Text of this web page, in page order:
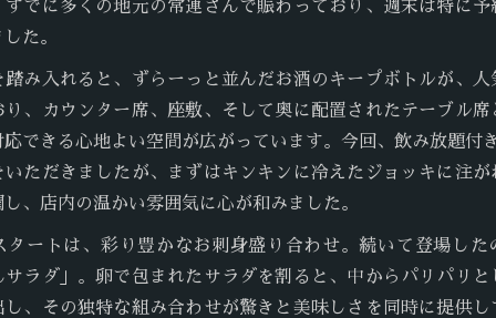
すでに多くの地元の常連さんで賑わっており、週末は特に予
た。
踏み入れると、ずらーっと並んだお酒のキープボトルが、人
り、カウンター席、座敷、そして奥に配置されたテーブル席
できる心地よい空間が広がっています。今回、飲み放題付
いただきましたが、まずはキンキンに冷えたジョッキに注が
、店内の温かい雰囲気に心が和みました。
タートは、彩り豊かなお刺身盛り合わせ。続いて登場した
サラダ」。卵で包まれたサラダを割ると、中からパリパリと
し、その独特な組み合わせが驚きと美味しさを同時に提供し